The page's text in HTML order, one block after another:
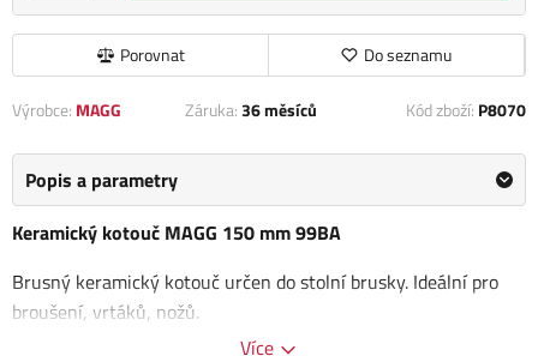
Porovnat Do seznamu
Výrobce: MAGG Záruka:36 měsíců Kód zboží: P8070
Popis a parametry
Keramický kotouč MAGG 150 mm 99BA
Brusný keramický kotouč určen do stolní brusky. Ideální pro
broušení, vrtáků, nožů.
Více